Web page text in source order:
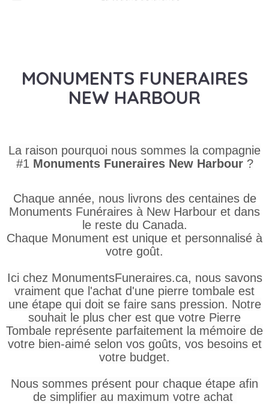
MONUMENTS FUNERAIRES
NEW HARBOUR
La raison pourquoi nous sommes la compagnie
#1 Monuments Funeraires New Harbour ?
Chaque année, nous livrons des centaines de
Monuments Funéraires à New Harbour et dans
le reste du Canada.
Chaque Monument est unique et personnalisé à
votre goût.
Ici chez MonumentsFuneraires.ca, nous savons
vraiment que l'achat d'une pierre tombale est
une étape qui doit se faire sans pression. Notre
souhait le plus cher est que votre Pierre
Tombale représente parfaitement la mémoire de
votre bien-aimé selon vos goûts, vos besoins et
votre budget.
Nous sommes présent pour chaque étape afin
de simplifier au maximum votre achat